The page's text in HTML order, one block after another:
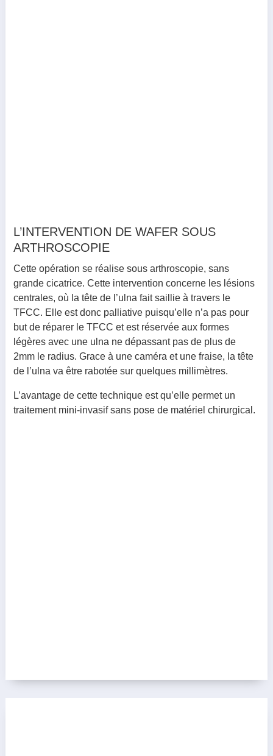
L’INTERVENTION DE WAFER SOUS
ARTHROSCOPIE
Cette opération se réalise sous arthroscopie, sans
grande cicatrice. Cette intervention concerne les lésions
centrales, où la tête de l’ulna fait saillie à travers le
TFCC. Elle est donc palliative puisqu’elle n’a pas pour
but de réparer le TFCC et est réservée aux formes
légères avec une ulna ne dépassant pas de plus de
2mm le radius. Grace à une caméra et une fraise, la tête
de l’ulna va être rabotée sur quelques millimètres.
L’avantage de cette technique est qu’elle permet un
traitement mini-invasif sans pose de matériel chirurgical.